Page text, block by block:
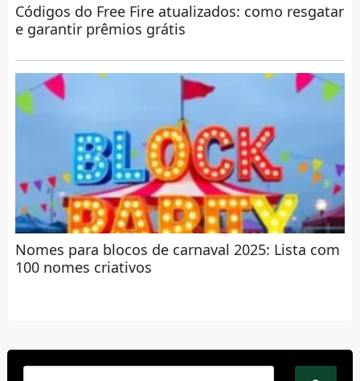
Códigos do Free Fire atualizados: como resgatar
e garantir prêmios grátis
Nomes para blocos de carnaval 2025: Lista com
100 nomes criativos